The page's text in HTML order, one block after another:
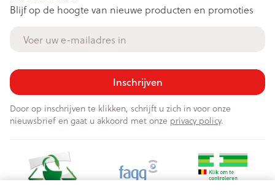
Blijf op de hoogte van nieuwe producten en promoties
Inschrijven
Door op inschrijven te klikken, schrijft u zich in voor onze
nieuwsbrief en gaat u akkoord met onze privacy policy.